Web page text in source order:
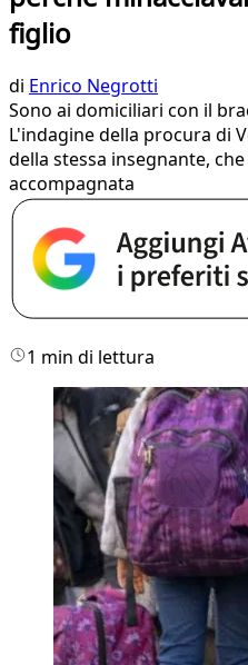
figlio
di Enrico Negrotti
Sono ai domiciliari con il
L'indagine della procura di
della stessa insegnante,
accompagnata
1 min di lettura